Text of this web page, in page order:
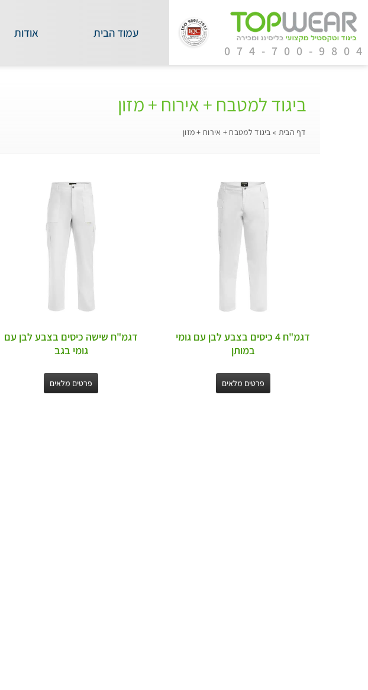
074-700-9804
עמוד הבית אודות
ביגוד למטבח + אירוח + מזון
דף הבית » ביגוד למטבח + אירוח + מזון
דגמ"ח 4 כיסים בצבע לבן עם גומי
במותן
פרטים מלאים
דגמ"ח שישה כיסים בצבע לבן עם
גומי בגב
פרטים מלאים